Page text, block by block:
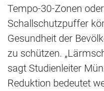
Tempo-30-Zonen
Schallschutzpuffer
Gesundheit der
zu schützen.
sagt Studienleiter
Reduktion bedeutet